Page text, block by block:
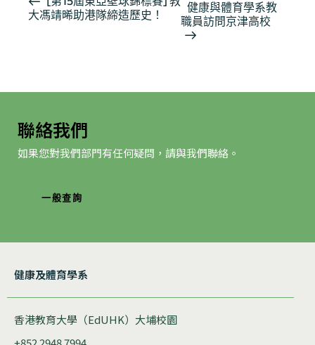
動
大馮靖晞助港隊締造歷史！
健康與體育學系教
職員訪問京津高校
聯絡我們
如果您對我們部門有任何疑問，請與我們聯絡。
一般查詢
健康及體育學系
香港教育大學（EdUHK）大埔校園